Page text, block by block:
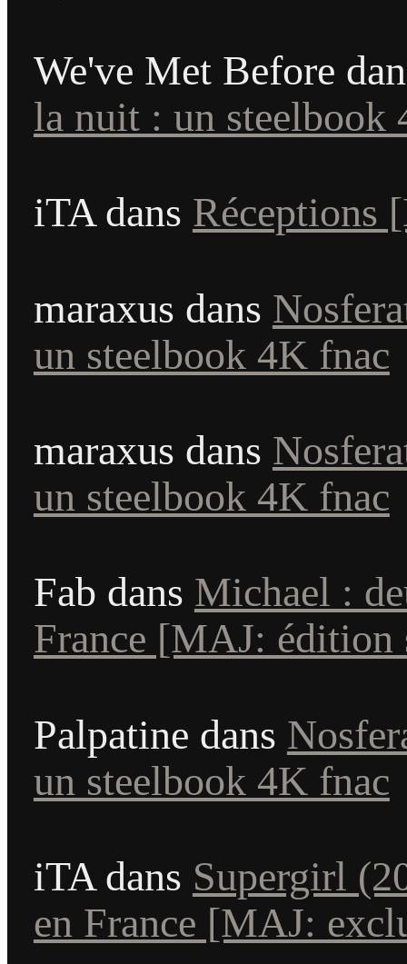
We've Met Before
la nuit : un steelbook
iTAdans Réceptions
maraxus dans
un steelbook 4K fnac
maraxus dans
un steelbook 4K fnac
Fab dans Michael :
France [MAJ: édition
Palpatine dans
un steelbook 4K fnac
iTAdans Supergirl
en France [MAJ: